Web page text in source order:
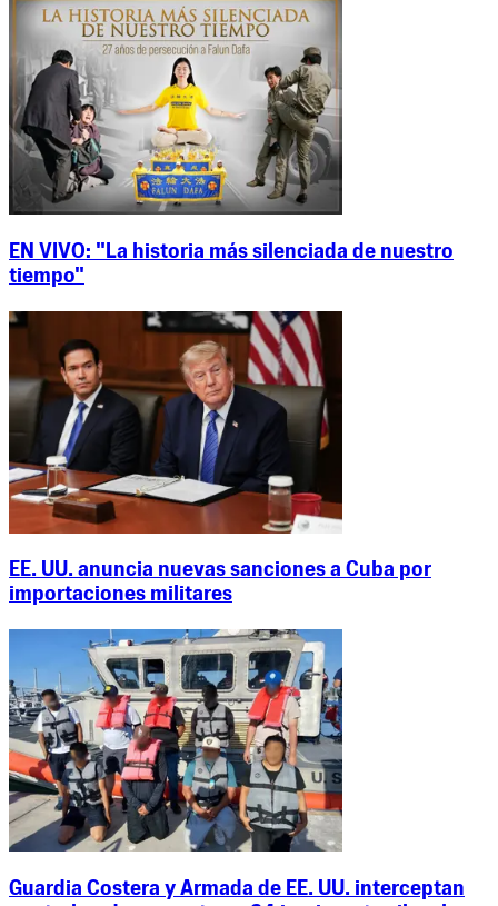
EN VIVO: "La historia más silenciada de nuestro
tiempo"
EE. UU. anuncia nuevas sanciones a Cuba por
importaciones militares
Guardia Costera y Armada de EE. UU. interceptan